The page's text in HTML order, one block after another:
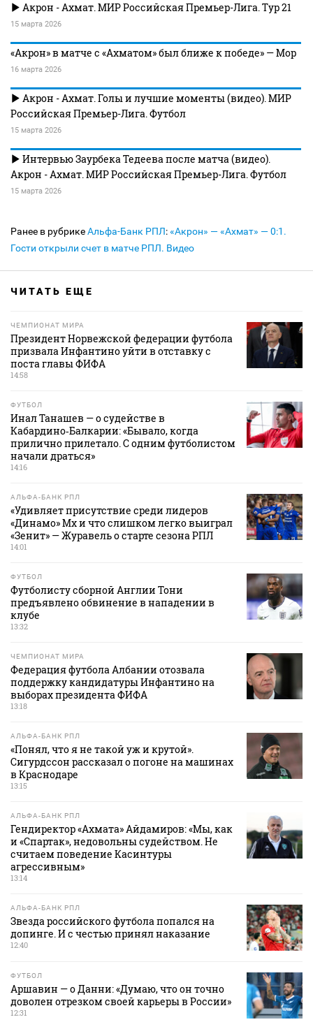
Акрон - Ахмат. МИР Российская Премьер-Лига. Тур 21
15 марта 2026
«Акрон» в матче с «Ахматом» был ближе к победе» — Мор
16 марта 2026
Акрон - Ахмат. Голы и лучшие моменты (видео). МИР
Российская Премьер-Лига. Футбол
15 марта 2026
Интервью Заурбека Тедеева после матча (видео).
Акрон - Ахмат. МИР Российская Премьер-Лига. Футбол
15 марта 2026
Ранее в рубрикеАльфа-Банк РПЛ:«Акрон» — «Ахмат» — 0:1.
Гости открыли счет в матче РПЛ. Видео
ЧИТАТЬ ЕЩЕ
ЧЕМПИОНАТ МИРА
Президент Норвежской федерации футбола
призвала Инфантино уйти в отставку с
поста главы ФИФА
14:58
ФУТБОЛ
Инал Танашев — о судействе в
Кабардино‑Балкарии: «Бывало, когда
прилично прилетало. С одним футболистом
начали драться»
14:16
АЛЬФА-БАНК РПЛ
«Удивляет присутствие среди лидеров
«Динамо» Мх и что слишком легко выиграл
«Зенит» — Журавель о старте сезона РПЛ
14:01
ФУТБОЛ
Футболисту сборной Англии Тони
предъявлено обвинение в нападении в
клубе
13:32
ЧЕМПИОНАТ МИРА
Федерация футбола Албании отозвала
поддержку кандидатуры Инфантино на
выборах президента ФИФА
13:18
АЛЬФА-БАНК РПЛ
«Понял, что я не такой уж и крутой».
Сигурдссон рассказал о погоне на машинах
в Краснодаре
13:15
АЛЬФА-БАНК РПЛ
Гендиректор «Ахмата» Айдамиров: «Мы, как
и «Спартак», недовольны судейством. Не
считаем поведение Касинтуры
агрессивным»
13:14
АЛЬФА-БАНК РПЛ
Звезда российского футбола попался на
допинге. И с честью принял наказание
12:40
ФУТБОЛ
Аршавин — о Данни: «Думаю, что он точно
доволен отрезком своей карьеры в России»
12:31